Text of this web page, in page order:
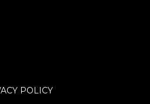
POLICY